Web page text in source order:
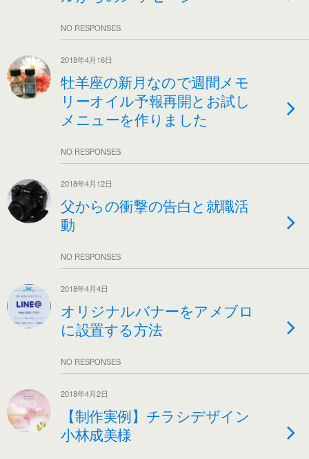
NO RESPONSES
2018年4月16日
牡羊座の新月なので週間メモ
リーオイル予報再開とお試し
メニューを作りました
NO RESPONSES
2018年4月12日
父からの衝撃の告白と就職活
動
NO RESPONSES
2018年4月4日
オリジナルバナーをアメブロ
に設置する方法
NO RESPONSES
2018年4月2日
【制作実例】チラシデザイン
小林成美様